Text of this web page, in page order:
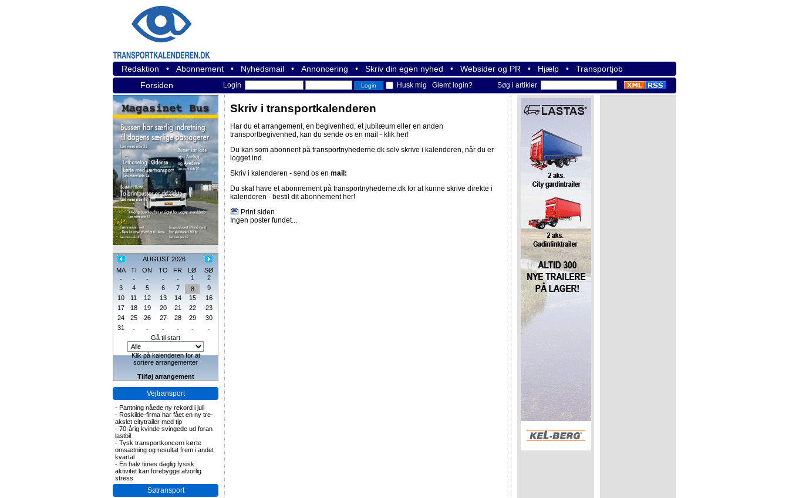
Redaktion • Abonnement • Nyhedsmail • Annoncering • Skriv din egen nyhed • Websider og PR • Hjælp • Transportjob
Forsiden
Login Husk mig Glemt login? Søg i artikler
AUGUST 2026
MA
TI ON TO FR LØ
SØ
-
- - - - 1
2
3
4 5 6 7 8
9
10
11 12 13 14 15
16
17
18 19 20 21 22
23
24
25 26 27 28 29
30
31
- - - - -
-
Gå til start
Klik på kalenderen for at
sortere arrangementer
Tilføj arrangement
Vejtransport
- Pantning nåede ny rekord i juli
- Roskilde-firma har fået en ny tre-
akslet citytrailer med tip
- 70-årig kvinde svingede ud foran
lastbil
- Tysk transportkoncern kørte
omsætning og resultat frem i andet
kvartal
- En halv times daglig fysisk
aktivitet kan forebygge alvorlig
stress
Søtransport
Skriv i transportkalenderen
Har du et arrangement, en begivenhed, et jubilæum eller en anden
transportbegivenhed, kan du sende os en mail - klik her!
Du kan som abonnent på transportnyhederne.dk selv skrive i kalenderen, når du er
logget ind.
Skriv i kalenderen - send os en mail:
Du skal have et abonnement på transportnyhederne.dk for at kunne skrive direkte i
kalenderen - bestil dit abonnement her!
Print siden
Ingen poster fundet...